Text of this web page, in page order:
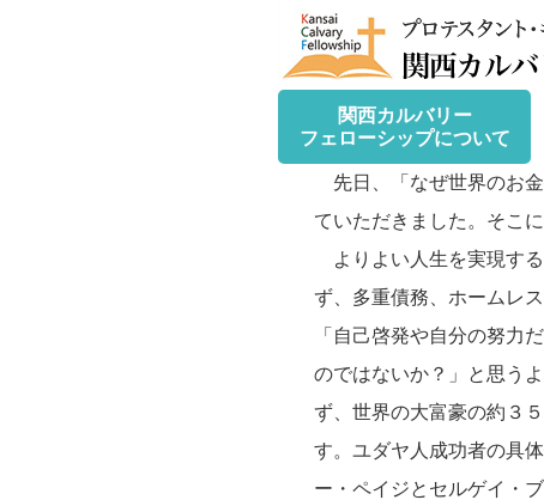
関西カルバリー
フェローシップについて
先日、「なぜ世界のお
ていただきました。そこ
よりよい人生を実現す
ず、多重債務、ホームレ
「自己啓発や自分の努力
のではないか？」と思う
ず、世界の大富豪の約３
す。ユダヤ人成功者の具
ー・ペイジとセルゲイ・